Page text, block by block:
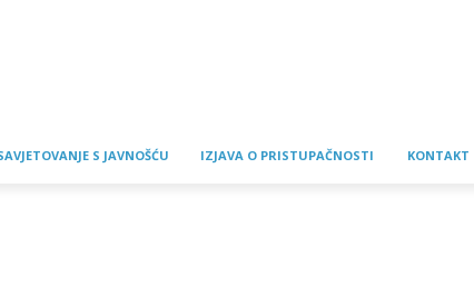
S JAVNOŠĆU IZJAVA O PRISTUPAČNOSTI KONTAKT